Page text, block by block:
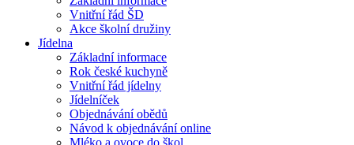
Vnitřní řád ŠD
Akce školní družiny
Jídelna
Základní informace
Rok české kuchyně
Vnitřní řád jídelny
Jídelníček
Objednávání obědů
Návod k objednávání online